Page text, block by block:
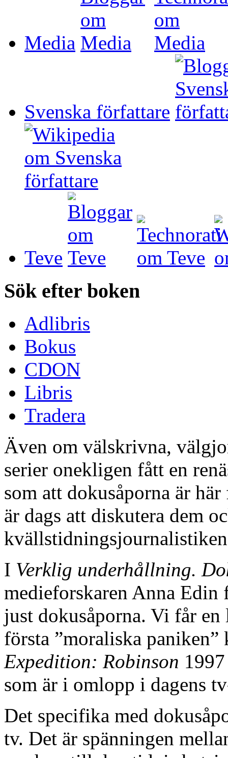
Media
Svenska författare
Teve
Sök efter boken
Adlibris
Bokus
CDON
Libris
Tradera
Även om välskrivna,
serier onekligen fått en
som att dokusåporna är
är dags att diskutera dem
I Verklig underhållning.
medieforskaren Anna Edin
just dokusåporna. Vi får
första ”moraliska
Expedition: Robinson
som är i omlopp i dagens
Det specifika med
tv. Det är spänningen